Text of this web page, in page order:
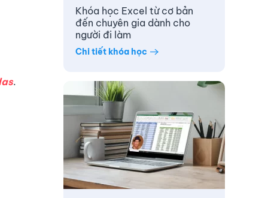
.
Khóa học Excel từ cơ bản
đến chuyên gia dành cho
người đi làm
Chi tiết khóa học